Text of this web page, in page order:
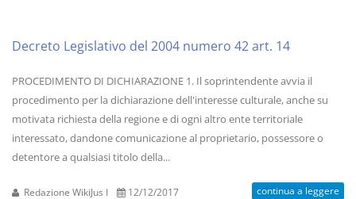
Decreto Legislativo del 2004 numero 42 art. 14
PROCEDIMENTO DI DICHIARAZIONE 1. Il soprintendente avvia il
procedimento per la dichiarazione dell'interesse culturale, anche su
motivata richiesta della regione e di ogni altro ente territoriale
interessato, dandone comunicazione al proprietario, possessore o
detentore a qualsiasi titolo della...
Redazione WikiJus I 12/12/2017 continua a leggere